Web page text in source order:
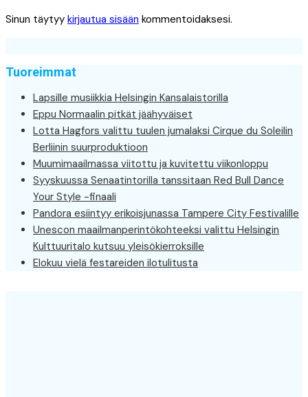
Sinun täytyy kirjautua sisään kommentoidaksesi.
Tuoreimmat
Lapsille musiikkia Helsingin Kansalaistorilla
Eppu Normaalin pitkät jäähyväiset
Lotta Hagfors valittu tuulen jumalaksi Cirque du Soleilin
Berliinin suurproduktioon
Muumimaailmassa viitottu ja kuvitettu viikonloppu
Syyskuussa Senaatintorilla tanssitaan Red Bull Dance
Your Style -finaali
Pandora esiintyy erikoisjunassa Tampere City Festivalille
Unescon maailmanperintökohteeksi valittu Helsingin
Kulttuuritalo kutsuu yleisökierroksille
Elokuu vielä festareiden ilotulitusta